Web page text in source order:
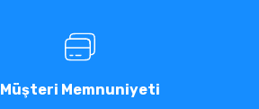
Müşteri Memnuniyeti